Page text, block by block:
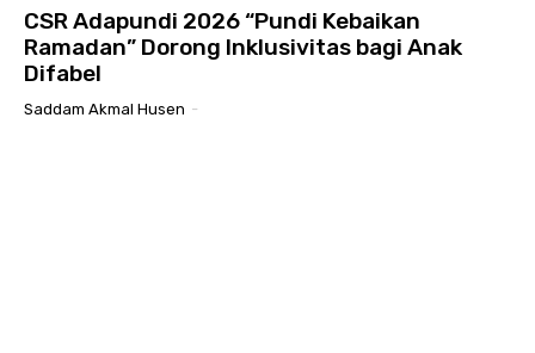
CSR Adapundi 2026 “Pundi Kebaikan
Ramadan” Dorong Inklusivitas bagi Anak
Difabel
Saddam Akmal Husen -